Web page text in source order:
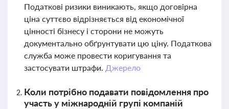
Податкові ризики виникають, якщо договірна
ціна суттєво відрізняється від економічної
цінності бізнесу і сторони не можуть
документально обґрунтувати цю ціну. Податкова
служба може провести коригування та
застосувати штрафи. Джерело
Коли потрібно подавати повідомлення про
участь у міжнародній групі компаній